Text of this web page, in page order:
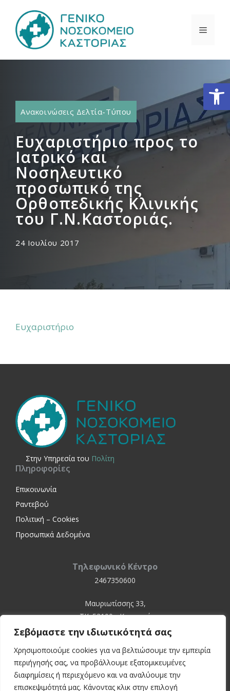
Σεβόμαστε την ιδιωτικότητά σας
Χρησιμοποιούμε cookies για να βελτιώσουμε την εμπειρία
περιήγησής σας, να προβάλλουμε εξατομικευμένες
διαφημίσεις ή περιεχόμενο και να αναλύουμε την
επισκεψιμότητά μας. Κάνοντας κλικ στην επιλογή
περιεχόμενο
Ανακοινώσεις Δελτία-Τύπου
Ευχαριστήριο προς το
Ιατρικό και
Νοσηλευτικό
προσωπικό της
Ορθοπεδικής Κλινικής
του Γ.Ν.Καστοριάς.
24 Ιουλίου 2017
Ευχαριστήριο
Στην Yπηρεσία του Πολίτη
Πληροφορίες
Επικοινωνία
Ραντεβού
Πολιτική – Cookies
Προσωπικά Δεδομένα
Τηλεφωνικό Κέντρο
2467350600
Μαυριωτίσσης 33,
ΤΚ. 52100 - Καστοριά